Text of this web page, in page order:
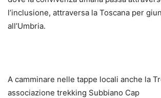
l’inclusione, attraversa la Toscana per
all’Umbria.
A camminare nelle tappe locali anche la
associazione trekking Subbiano Cap